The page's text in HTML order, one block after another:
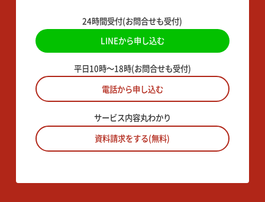
24時間受付(お問合せも受付)
LINEから申し込む
平日10時〜18時(お問合せも受付)
電話から申し込む
サービス内容丸わかり
資料請求をする(無料)